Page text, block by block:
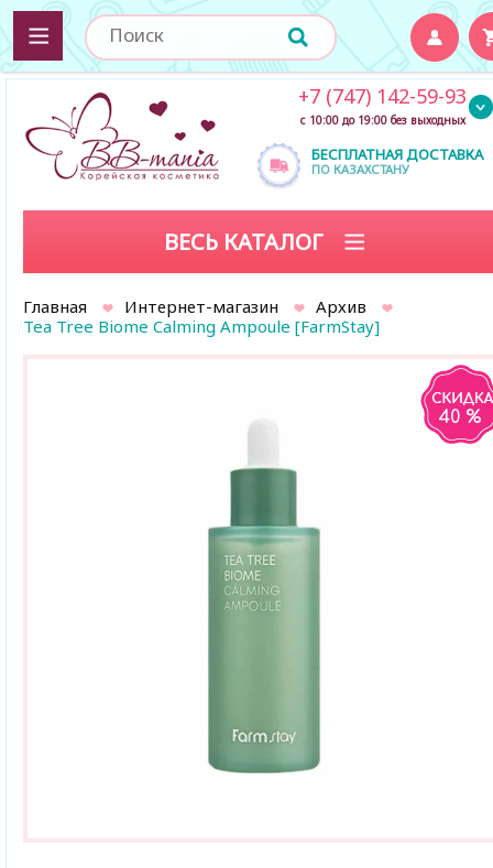
БЕСПЛАТНАЯ ДОСТАВКА
ПО КАЗАХСТАНУ
+7 (747) 142-59-93
с 10:00 до 19:00 без выходных
ВЕСЬ КАТАЛОГ
Главная Интернет-магазин
Архив
Tea Tree Biome Calming Ampoule [FarmStay]
40 %